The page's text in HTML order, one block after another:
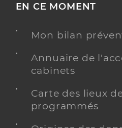
EN CE MOMENT
Mon bilan
Annuaire de
cabinets
Carte des lieux
programmés